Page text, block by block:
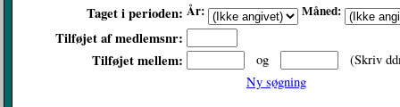
Taget i perioden: År: Måned:
Tilføjet af medlemsnr:
Tilføjet mellem:
og
(Skriv
Ny søgning